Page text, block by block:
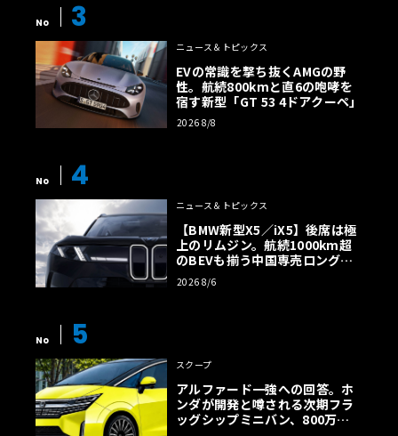
No 3
ニュース＆トピックス
EVの常識を撃ち抜くAMGの野
性。航続800kmと直6の咆哮を
宿す新型「GT 53 4ドアクーペ」
2026 8/8
No 4
ニュース＆トピックス
【BMW新型X5／iX5】後席は極
上のリムジン。航続1000km超
のBEVも揃う中国専売ロング仕
様の全貌
2026 8/6
No 5
スクープ
アルファード一強への回答。ホ
ンダが開発と噂される次期フラ
ッグシップミニバン、800万円